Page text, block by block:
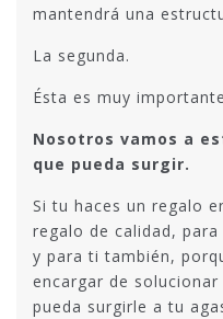
mantendrá una
La segunda.
Ésta es muy
Nosotros vamos a
que pueda surgir.
Si tu haces un regalo
regalo de calidad,
y para ti también,
encargar de
pueda surgirle a tu